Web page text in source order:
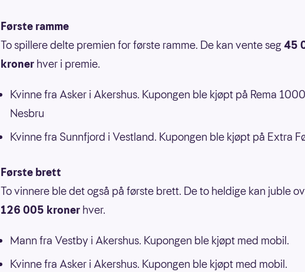
Første ramme
To spillere delte premien for første ramme. De kan vente seg 45
kroner hver i premie.
Kvinne fra Asker i Akershus. Kupongen ble kjøpt på Rema 1000
Nesbru
Kvinne fra Sunnfjord i Vestland. Kupongen ble kjøpt på Extra
Første brett
To vinnere ble det også på første brett. De to heldige kan juble
126 005 kroner hver.
Mann fra Vestby i Akershus. Kupongen ble kjøpt med mobil.
Kvinne fra Asker i Akershus. Kupongen ble kjøpt med mobil.